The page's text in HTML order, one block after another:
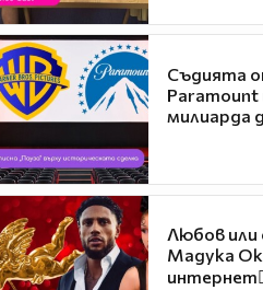
Съдията
Paramount
милиарда
Любов или
Мадука